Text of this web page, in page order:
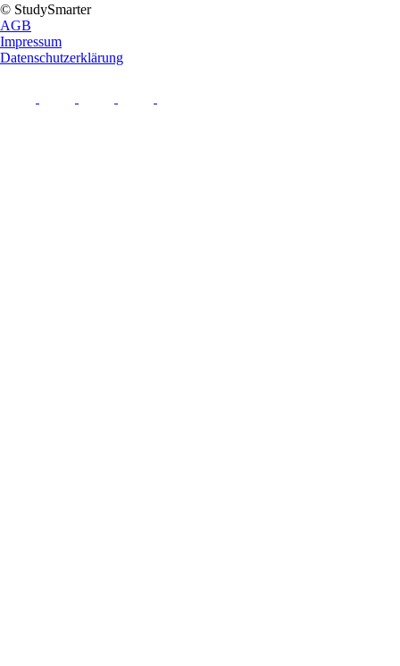
© StudySmarter
AGB
Impressum
Datenschutzerklärung